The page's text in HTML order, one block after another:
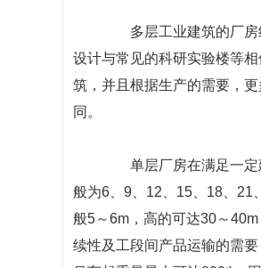
多层工业建筑的厂房
设计与常见的科研实验楼等
筑，并且根据生产的需要，
同。
单层厂房在满足一定
般为6、9、12、15、18、21
般5～6m，高的可达30～
续性及工段间产品运输的需